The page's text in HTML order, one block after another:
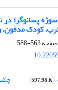
پسانوگرا در
کودک
563-588
597.98 K